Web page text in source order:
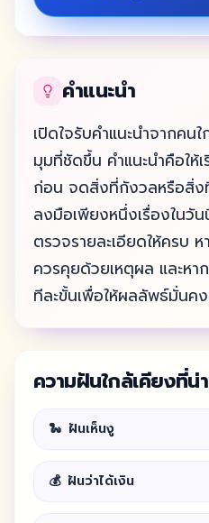
คำแนะนำ
เปิดใจรับคำแนะนำจากคน
มุมที่ชัดขึ้น คำแนะนำคือให้
ก่อน จดสิ่งที่กังวลหรือสิ่ง
ลงมือเพียงหนึ่งเรื่องในวั
ตรวจรายละเอียดให้ครบ
ควรคุยด้วยเหตุผล และหา
ทีละขั้นเพื่อให้ผลลัพธ์มั่นค
ความฝันใกล้เคียงที่น่
🐍 ฝันเห็นงู
💰 ฝันว่าได้เงิน